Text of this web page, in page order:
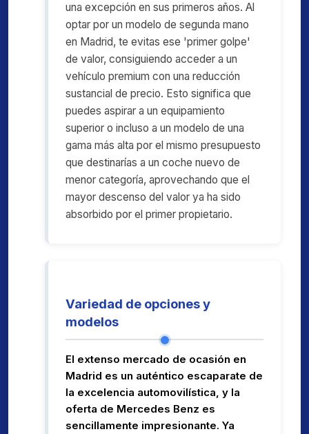
una excepción en sus primeros años. Al
optar por un modelo de segunda mano
en Madrid, te evitas ese 'primer golpe'
de valor, consiguiendo acceder a un
vehículo premium con una reducción
sustancial de precio. Esto significa que
puedes aspirar a un equipamiento
superior o incluso a un modelo de una
gama más alta por el mismo presupuesto
que destinarías a un coche nuevo de
menor categoría, aprovechando que el
mayor descenso del valor ya ha sido
absorbido por el primer propietario.
Variedad de opciones y
modelos
El extenso mercado de ocasión en
Madrid es un auténtico escaparate de
la excelencia automovilística, y la
oferta de Mercedes Benz es
sencillamente impresionante. Ya